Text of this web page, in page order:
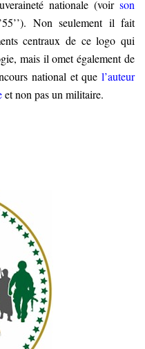
nationale (voir son
Non seulement il fait
centraux de ce logo qui
mais il omet également de
national et que l’auteur
et non pas un militaire.